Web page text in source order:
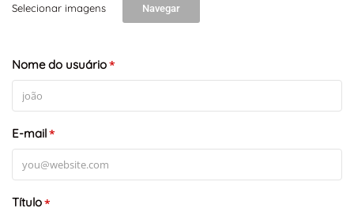
Selecionar imagens Navegar
Nome do usuário*
E-mail*
Título*